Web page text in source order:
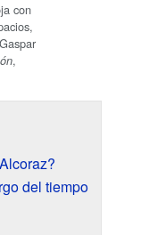
con
,
del tiempo